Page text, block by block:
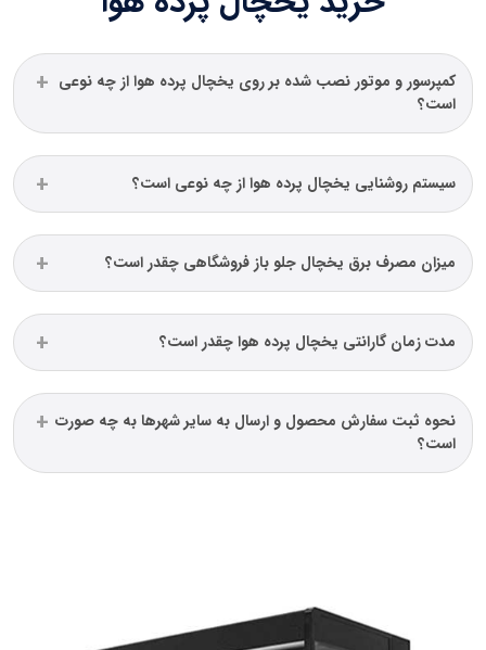
کمپرسور و موتور نصب شده بر روی یخچال پرده هوا از چه نوعی
است؟
سیستم روشنایی یخچال پرده هوا از چه نوعی است؟
میزان مصرف برق یخچال جلو باز فروشگاهی چقدر است؟
مدت زمان گارانتی یخچال پرده هوا چقدر است؟
نحوه ثبت سفارش محصول و ارسال به سایر شهرها به چه صورت
است؟